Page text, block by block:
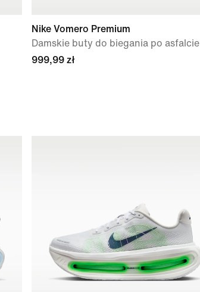
Nike Vomero Premium
Damskie buty do biegania po asfalcie
999,99 zł